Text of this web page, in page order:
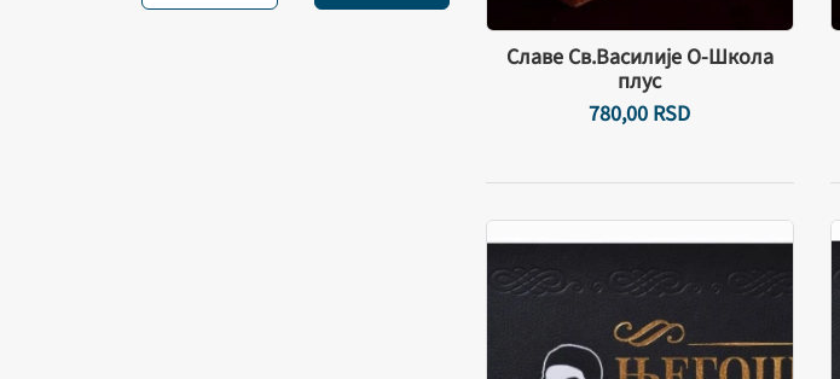
Јасен, Београд
Славе Св.Василије О-Школа
плус
780,00 RSD